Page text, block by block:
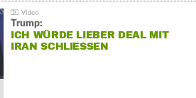
Trump:
ICH WÜRDE LIEBER DEAL MIT
IRAN SCHLIESSEN